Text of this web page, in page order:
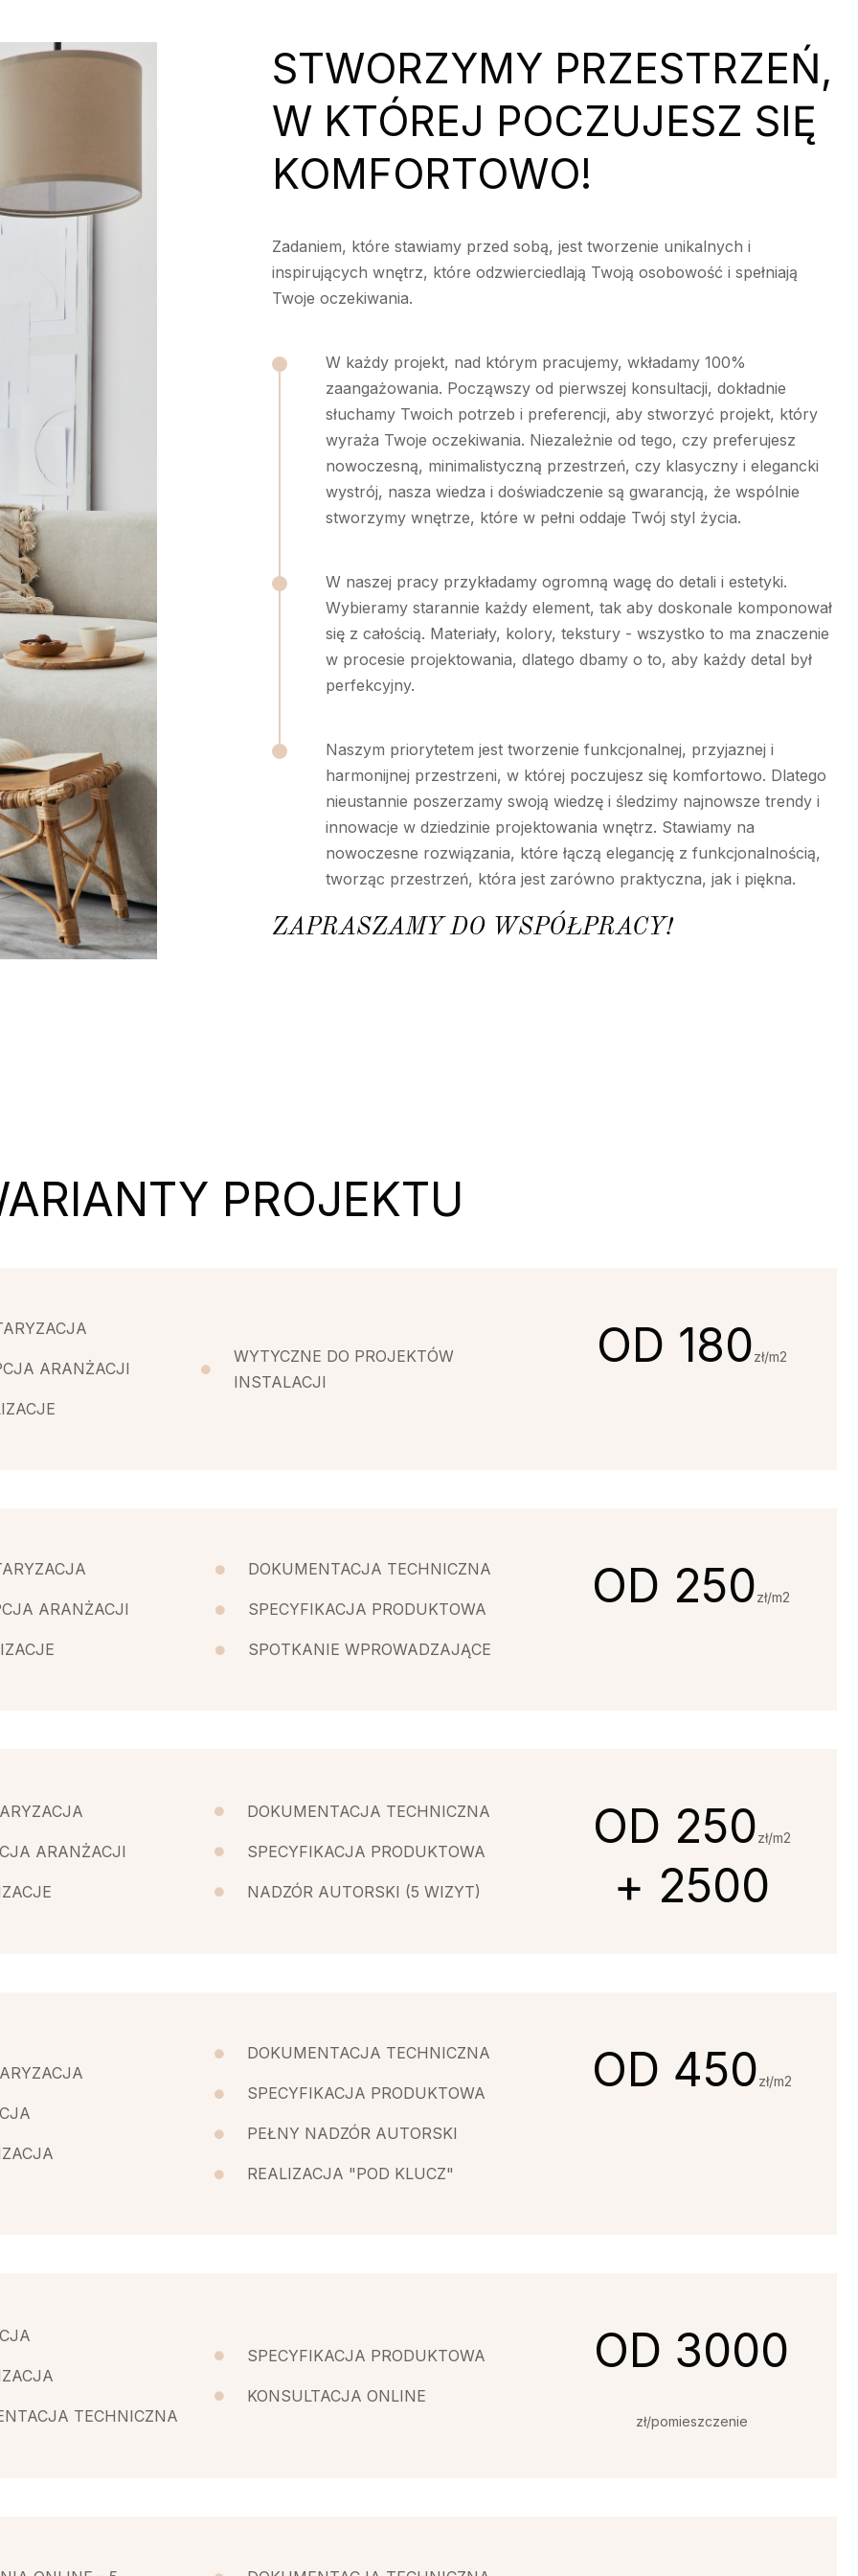
STWORZYMY PRZESTRZEŃ,
W KTÓREJ POCZUJESZ SIĘ
KOMFORTOWO!
Zadaniem, które stawiamy przed sobą, jest tworzenie unikalnych i
inspirujących wnętrz, które odzwierciedlają Twoją osobowość i spełniają
Twoje oczekiwania.
W każdy projekt, nad którym pracujemy, wkładamy 100%
zaangażowania. Począwszy od pierwszej konsultacji, dokładnie
słuchamy Twoich potrzeb i preferencji, aby stworzyć projekt, który
wyraża Twoje oczekiwania. Niezależnie od tego, czy preferujesz
nowoczesną, minimalistyczną przestrzeń, czy klasyczny i elegancki
wystrój, nasza wiedza i doświadczenie są gwarancją, że wspólnie
stworzymy wnętrze, które w pełni oddaje Twój styl życia.
W naszej pracy przykładamy ogromną wagę do detali i estetyki.
Wybieramy starannie każdy element, tak aby doskonale komponował
się z całością. Materiały, kolory, tekstury - wszystko to ma znaczenie
w procesie projektowania, dlatego dbamy o to, aby każdy detal był
perfekcyjny.
Naszym priorytetem jest tworzenie funkcjonalnej, przyjaznej i
harmonijnej przestrzeni, w której poczujesz się komfortowo. Dlatego
nieustannie poszerzamy swoją wiedzę i śledzimy najnowsze trendy i
innowacje w dziedzinie projektowania wnętrz. Stawiamy na
nowoczesne rozwiązania, które łączą elegancję z funkcjonalnością,
tworząc przestrzeń, która jest zarówno praktyczna, jak i piękna.
ZAPRASZAMY DO WSPÓŁPRACY!
PROJEKTU
ARANŻACJI
WYTYCZNE DO PROJEKTÓW
INSTALACJI
OD 180zł/m2
ARANŻACJI
DOKUMENTACJA TECHNICZNA
SPECYFIKACJA PRODUKTOWA
SPOTKANIE WPROWADZAJĄCE
OD 250zł/m2
ARANŻACJI
DOKUMENTACJA TECHNICZNA
SPECYFIKACJA PRODUKTOWA
NADZÓR AUTORSKI (5 WIZYT)
OD 250zł/m2
+ 2500
DOKUMENTACJA TECHNICZNA
SPECYFIKACJA PRODUKTOWA
PEŁNY NADZÓR AUTORSKI
REALIZACJA "POD KLUCZ"
OD 450zł/m2
TECHNICZNA
SPECYFIKACJA PRODUKTOWA
KONSULTACJA ONLINE
OD 3000
zł/pomieszczenie